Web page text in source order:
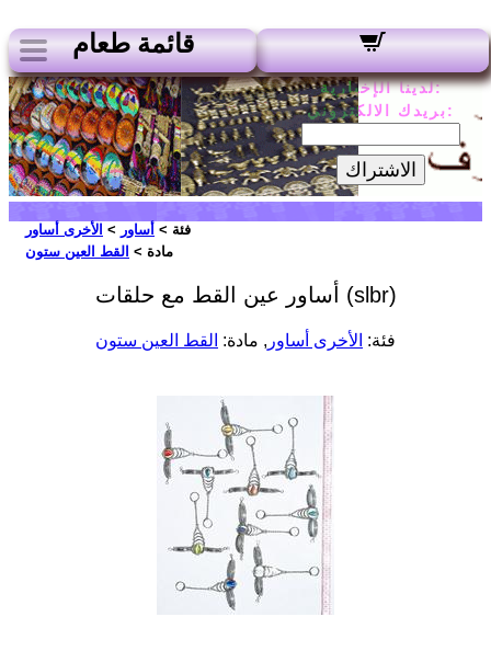
قائمة طعام
لدينا الإخبارية:
بريدك الالكتروني:
الاشتراك
فئة > أساور > الأخرى أساور
مادة > القط العين ستون
أساور عين القط مع حلقات (slbr)
فئة: الأخرى أساور , مادة: القط العين ستون